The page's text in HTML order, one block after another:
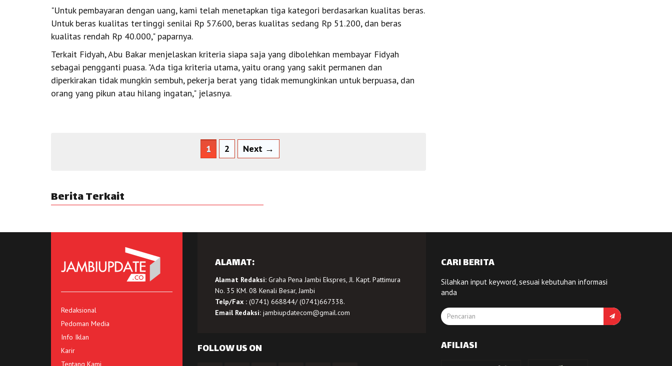
"Untuk pembayaran dengan uang, kami telah menetapkan tiga kategori berdasarkan kualitas beras.
Untuk beras kualitas tertinggi senilai Rp 57.600, beras kualitas sedang Rp 51.200, dan beras
kualitas rendah Rp 40.000," paparnya.
Terkait Fidyah, Abu Bakar menjelaskan kriteria siapa saja yang dibolehkan membayar Fidyah
sebagai pengganti puasa. "Ada tiga kriteria utama, yaitu orang yang sakit permanen dan
diperkirakan tidak mungkin sembuh, pekerja berat yang tidak memungkinkan untuk berpuasa, dan
orang yang pikun atau hilang ingatan," jelasnya.
1 2 Next →
Berita Terkait
Redaksional
Pedoman Media
Info Iklan
Karir
Tentang Kami
ALAMAT:
Alamat Redaksi:Graha Pena Jambi Ekspres, Jl. Kapt. Pattimura
No. 35 KM. 08 Kenali Besar, Jambi
Telp/Fax :(0741) 668844/ (0741)667338.
Email Redaksi: jambiupdatecom@gmail.com
FOLLOW US ON
CARI BERITA
Silahkan input keyword, sesuai kebutuhan informasi
anda
AFILIASI